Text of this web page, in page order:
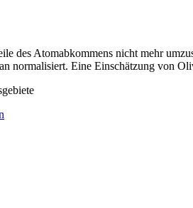
des Atomabkommens nicht mehr
normalisiert. Eine Einschätzung von